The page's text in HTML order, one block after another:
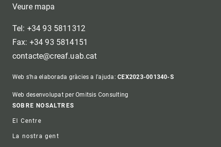
Veure mapa
Tel: +34 93 5811312
Fax: +34 93 5814151
contacte@creaf.uab.cat
Web s'ha elaborada gràcies a l'ajuda:CEX2023-001340-S
Web desenvolupat per Omitsis Consulting
Footer
SOBRE NOSALTRES
El Centre
La nostra gent